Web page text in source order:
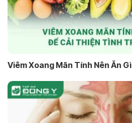
Viêm Xoang Mãn Tính Nên Ăn Gì